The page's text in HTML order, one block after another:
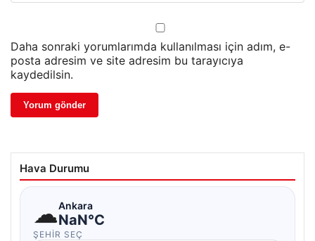
Daha sonraki yorumlarımda kullanılması için adım, e-
posta adresim ve site adresim bu tarayıcıya
kaydedilsin.
Hava Durumu
☁Ankara
NaN°C
ŞEHIR SEÇ